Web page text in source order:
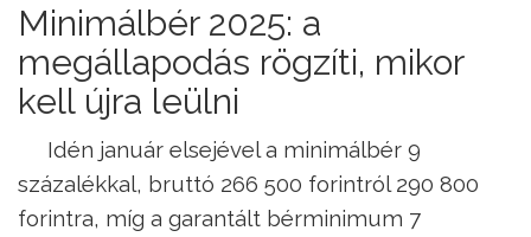
Minimálbér 2025: a
megállapodás rögzíti, mikor
kell újra leülni
Idén január elsejével a minimálbér 9
százalékkal, bruttó 266 500 forintról 290 800
forintra, míg a garantált bérminimum 7